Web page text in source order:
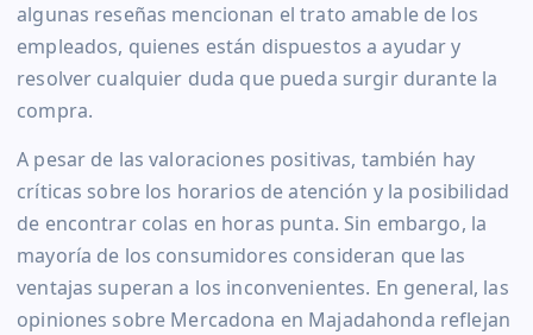
algunas reseñas mencionan el trato amable de los
empleados, quienes están dispuestos a ayudar y
resolver cualquier duda que pueda surgir durante la
compra.
A pesar de las valoraciones positivas, también hay
críticas sobre los horarios de atención y la posibilidad
de encontrar colas en horas punta. Sin embargo, la
mayoría de los consumidores consideran que las
ventajas superan a los inconvenientes. En general, las
opiniones sobre Mercadona en Majadahonda reflejan